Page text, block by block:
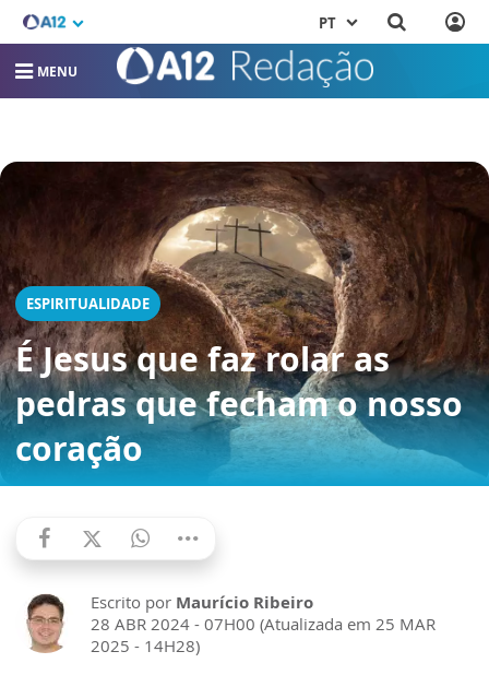
PT
MENU
ESPIRITUALIDADE
É Jesus que faz rolar as
pedras que fecham o nosso
coração
Escrito por Maurício Ribeiro
28 ABR 2024 - 07H00 (Atualizada em 25 MAR
2025 - 14H28)